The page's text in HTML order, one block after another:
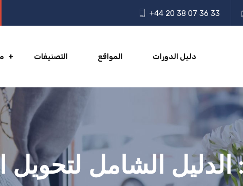
+44 20 38 07 36 33
دليل الدورات المواقع التصنيفات
الدليل الشامل